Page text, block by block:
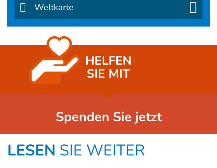
Weltkarte
HELFEN
SIE MIT
Spenden Sie jetzt
LESEN SIE WEITER